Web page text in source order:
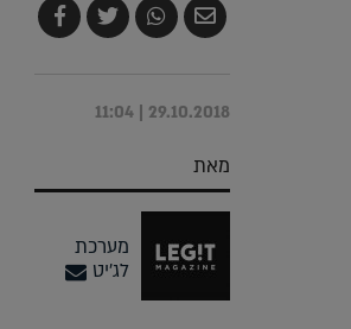
שלח
בדואר
שתף
ב-
צייץ
ב-
שתף
ב-
29.10.2018 | 11:04
מאת
מערכת
לג'יט